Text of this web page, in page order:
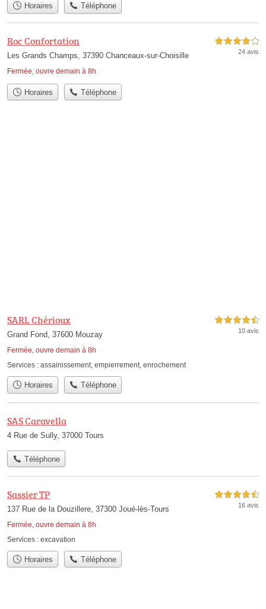
Horaires Téléphone
Roc Confortation
Les Grands Champs, 37390 Chanceaux-sur-Choisille
Fermée, ouvre demain à 8h
4,0 étoiles sur 5
24 avis
Horaires Téléphone
SARL Chérioux
Grand Fond, 37600 Mouzay
Fermée, ouvre demain à 8h
4,5 étoiles sur 5
10 avis
Services : assainissement, empierrement, enrochement
Horaires Téléphone
SAS Caravella
4 Rue de Sully, 37000 Tours
Téléphone
Sassier TP
137 Rue de la Douzillere, 37300 Joué-lès-Tours
Fermée, ouvre demain à 8h
4,5 étoiles sur 5
16 avis
Services : excavation
Horaires Téléphone